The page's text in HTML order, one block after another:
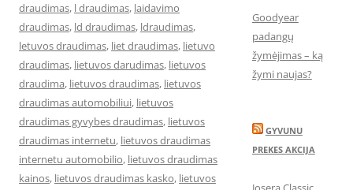
draudimas, l draudimas, laidavimo
draudimas, ld draudimas, ldraudimas,
letuvos draudimas, liet draudimas, lietuvo
draudimas, lietuvos darudimas, lietuvos
draudima, lietuvos draudimas, lietuvos
draudimas automobiliui, lietuvos
draudimas gyvybes draudimas, lietuvos
draudimas internetu, lietuvos draudimas
internetu automobilio, lietuvos draudimas
kainos, lietuvos draudimas kasko, lietuvos
Goodyear
padangų
žymėjimas – ką
žymi naujas?
GYVUNU
PREKES AKCIJA